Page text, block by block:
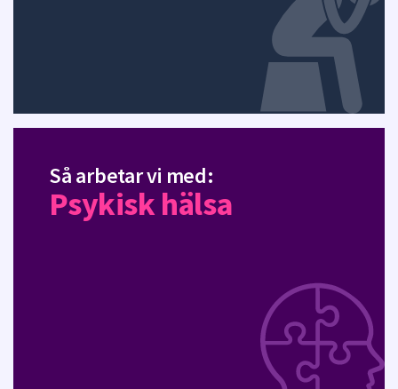
Så arbetar vi med:
Psykisk hälsa